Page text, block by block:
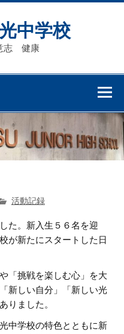
中学校
志 健康
活動記録
た。新入生５６名を迎
が新たにスタートした日
「挑戦を楽しむ心」を大
新しい自分」「新しい光
りました。
中学校の特色とともに新